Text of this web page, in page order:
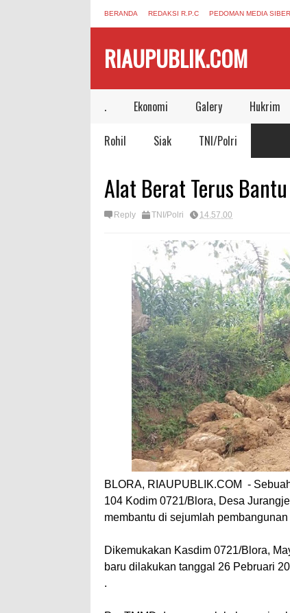
BERANDA REDAKSI R.P.C PEDOMAN MEDIA
RIAUPUBLIK.COM
. Ekonomi Galery Hukrim
Rohil Siak TNI/Polri
Alat Berat Terus
Reply TNI/Polri 14.57.00
BLORA, RIAUPUBLIK.COM -
104 Kodim 0721/Blora, Desa
membantu di sejumlah
Dikemukakan Kasdim 0721/Blora,
baru dilakukan tanggal 26 Pebruari
.